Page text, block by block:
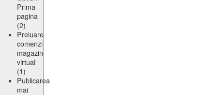
Prima
pagina
(2)
Preluare
comenzi
magazin
virtual
(1)
Publicarea
mai